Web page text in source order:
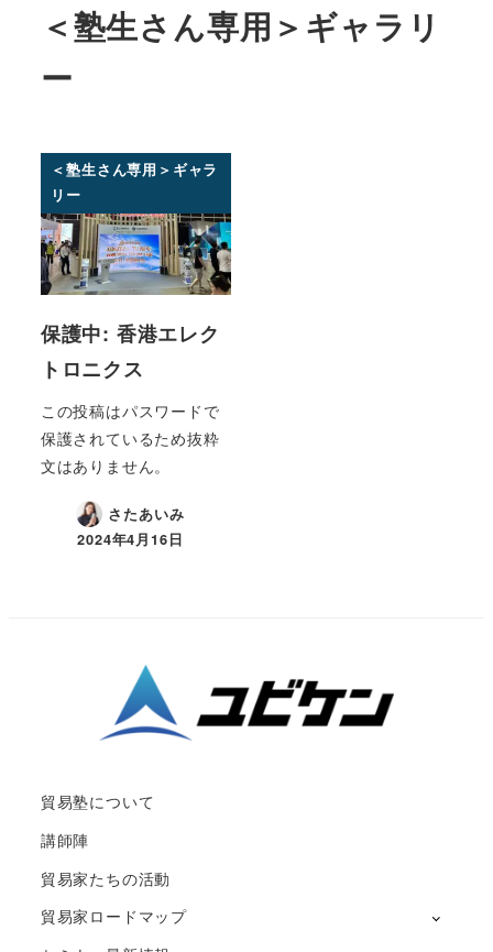
＜塾生さん専用＞ギャラリ
ー
＜塾生さん専用＞ギャラ
リー
保護中: 香港エレク
トロニクス
この投稿はパスワードで
保護されているため抜粋
文はありません。
さたあいみ
2024年4月16日
貿易塾について
講師陣
貿易家たちの活動
貿易家ロードマップ